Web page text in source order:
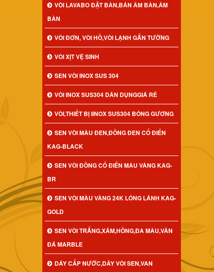
VÒI LAVABO ĐẶT BÀN,BÁN ÂM BÀN,ÂM
BÀN
VÒI ĐƠN, VÒI HỒ,VÒI LẠNH GẮN TƯỜNG
VÒI XỊT VỆ SINH
SEN VÒI INOX SUS 304
VÒI INOX SUS304 DÂN DỤNGGIÁ RẺ
VÒI,THIẾT BỊ IINOX SUS304 BÓNG GƯƠNG
SEN VÒI MÀU ĐEN,ĐỒNG ĐEN CỔ ĐIỂN
KAG-BLACK
SEN VÒI ĐỒNG CỔ ĐIỂN MÀU VÀNG KAG-
BR
SEN VÒI MÀU VÀNG 24K LÓNG LÁNH KAG-
GOLD
SEN VÒI TRẮNG,XÁM,HỒNG,ĐA MÀU,VÂN
ĐÁ MARBLE
DÂY CẤP NƯỚC,DÂY VÒI SEN,VAN